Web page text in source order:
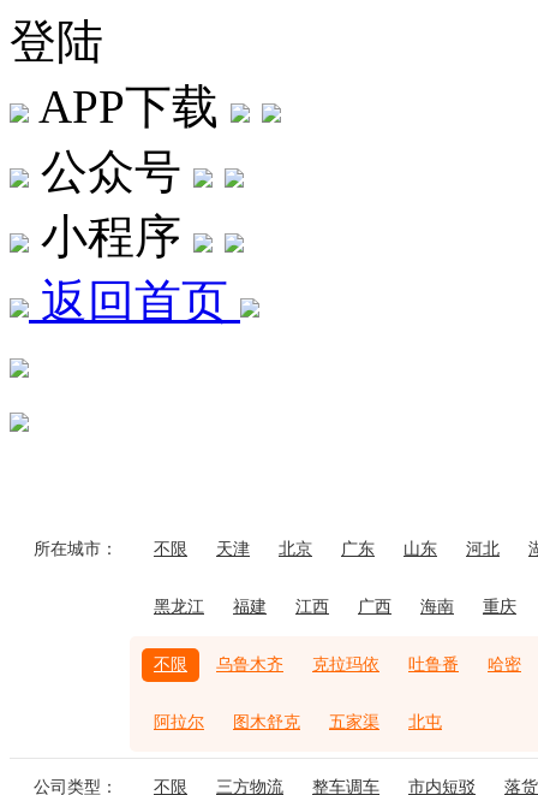
登陆
APP下载
公众号
小程序
返回首页
所在城市： 不限 天津 北京 广东 山东 河北
黑龙江 福建 江西 广西 海南 重庆
不限 乌鲁木齐 克拉玛依 吐鲁番 哈密
阿拉尔 图木舒克 五家渠 北屯
公司类型： 不限 三方物流 整车调车 市内短驳 落